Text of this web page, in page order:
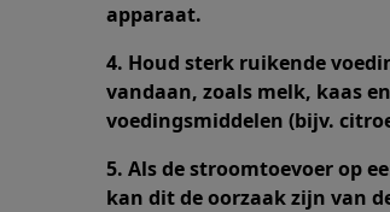
apparaat.
4. Houd sterk ruikende
vandaan, zoals melk, kaas
voedingsmiddelen (bijv.
5. Als de stroomtoevoer op
kan dit de oorzaak zijn van